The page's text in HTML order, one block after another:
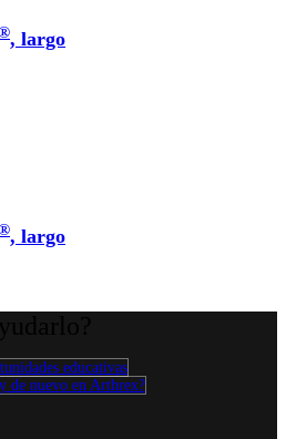
, largo
, largo
educativas
de nuevo en Arthrex?